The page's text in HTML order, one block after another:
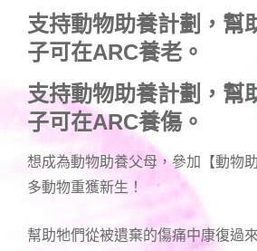
支持動物助養計劃，幫
子可在ARC養老。
支持動物助養計劃，幫
子可在ARC養傷。
想成為動物助養父母，參加【動物
多動物重獲新生！
幫助牠們從被遺棄的傷痛中康復過